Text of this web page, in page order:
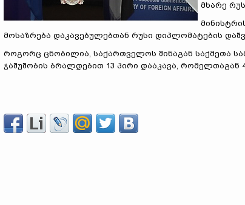
მხარე
მოსაზრება დაკავებულებთან რუსი დიპლომატების
როგორც ცნობილია, საქართველოს შინაგან საქმეთა
ჯაშუშობის ბრალდებით 13 პირი დააკავა, რომელთაგან